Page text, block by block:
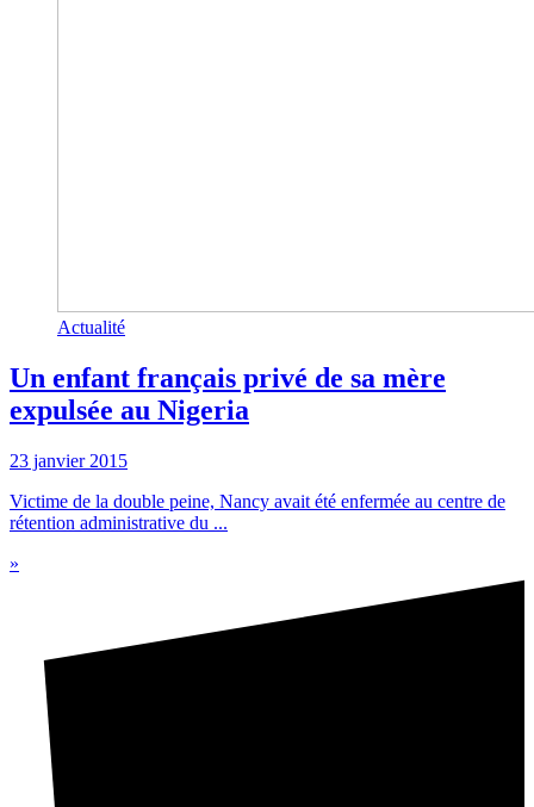
Actualité
Un enfant français privé de sa mère
expulsée au Nigeria
23 janvier 2015
Victime de la double peine, Nancy avait été enfermée au centre de
rétention administrative du ...
»